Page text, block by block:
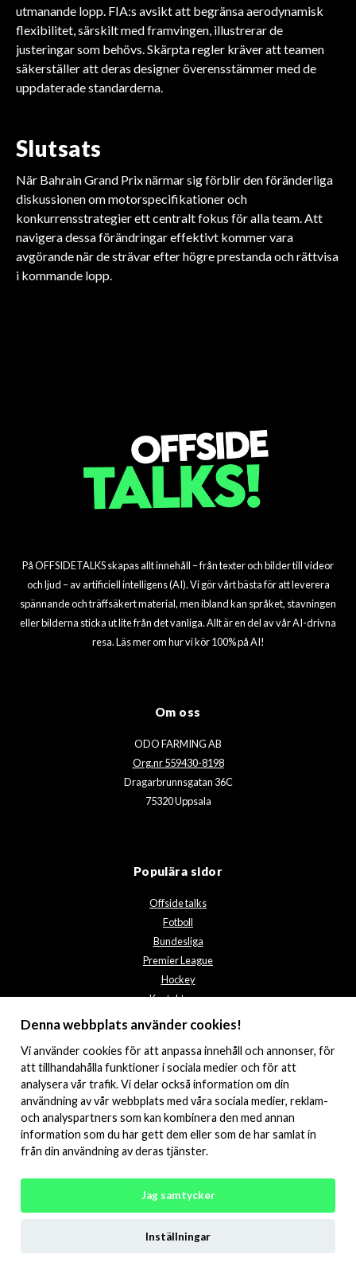
utmanande lopp. FIA:s avsikt att begränsa aerodynamisk
flexibilitet, särskilt med framvingen, illustrerar de
justeringar som behövs. Skärpta regler kräver att teamen
säkerställer att deras designer överensstämmer med de
uppdaterade standarderna.
Slutsats
När Bahrain Grand Prix närmar sig förblir den föränderliga
diskussionen om motorspecifikationer och
konkurrensstrategier ett centralt fokus för alla team. Att
navigera dessa förändringar effektivt kommer vara
avgörande när de strävar efter högre prestanda och rättvisa
i kommande lopp.
FORMEL 1
FORMEL 1
På OFFSIDETALKS skapas allt innehåll – från texter och bilder till videor
och ljud – av artificiell intelligens (AI). Vi gör vårt bästa för att leverera
spännande och träffsäkert material, men ibland kan språket, stavningen
eller bilderna sticka ut lite från det vanliga. Allt är en del av vår AI-drivna
resa. Läs mer om hur vi kör 100% på AI!
Om oss
ODO FARMING AB
Org.nr 559430-8198
Dragarbrunnsgatan 36C
75320 Uppsala
Populära sidor
Offside talks
Fotboll
Bundesliga
Premier League
Hockey
Kontakta oss
Integritetspolicy
Spanska
Denna webbplats använder cookies!
Vi användercookies för att anpassa innehåll och annonser, för
att tillhandahålla funktioner i sociala medier och för att
analysera vår trafik. Vi delar också information om din
användning av vår webbplats med våra sociala medier, reklam-
och analyspartners som kan kombinera den med annan
information som du har gett dem eller som de har samlat in
från din användning av deras tjänster.
Jag samtycker
Inställningar